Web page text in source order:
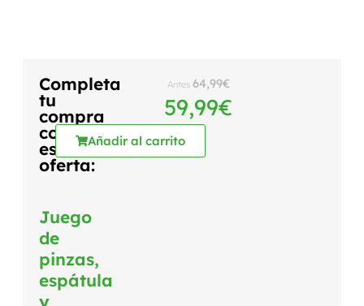
Completa
tu
compra
con
esta
oferta:
Juego
de
pinzas,
espátula
y
Antes 64,99€
59,99€
Añadir al carrito